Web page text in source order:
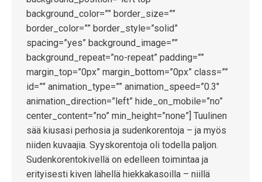
background_color=”” border_size=””
border_color=”” border_style=”solid”
spacing=”yes” background_image=””
background_repeat=”no-repeat” padding=””
margin_top=”0px” margin_bottom=”0px” class=””
id=”” animation_type=”” animation_speed=”0.3″
animation_direction=”left” hide_on_mobile=”no”
center_content=”no” min_height=”none”] Tuulinen
sää kiusasi perhosia ja sudenkorentoja – ja myös
niiden kuvaajia. Syyskorentoja oli todella paljon.
Sudenkorentokivellä on edelleen toimintaa ja
erityisesti kiven lähellä hiekkakasoilla – niillä